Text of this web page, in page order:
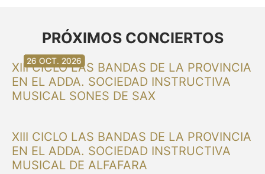
PRÓXIMOS CONCIERTOS
XIII CICLO LAS BANDAS DE LA PROVINCIA
EN EL ADDA. SOCIEDAD INSTRUCTIVA
MUSICAL SONES DE SAX
30 AG. 2026
XIII CICLO LAS BANDAS DE LA PROVINCIA
EN EL ADDA. SOCIEDAD INSTRUCTIVA
MUSICAL DE ALFAFARA
30 AG. 2026
13 SET. 2026
20 SET. 2026
20 SET. 2026
26 SET. 2026
03 OCT. 2026
16 OCT. 2026
26 OCT. 2026